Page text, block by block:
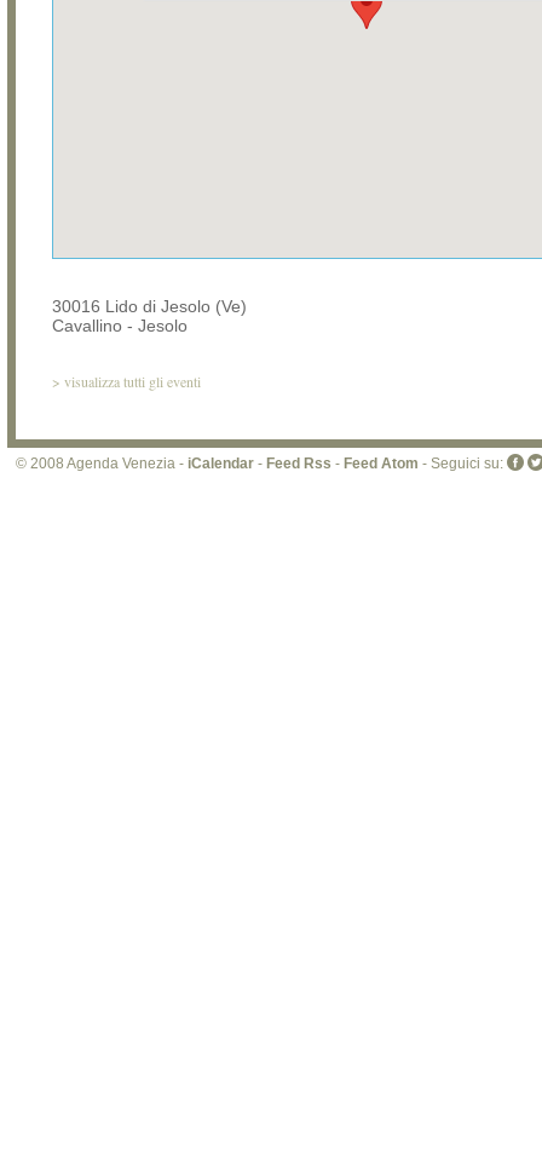
30016 Lido di Jesolo (Ve)
Cavallino - Jesolo
> visualizza tutti gli eventi
© 2008 Agenda Venezia - iCalendar - Feed Rss - Feed Atom - Seguici su: